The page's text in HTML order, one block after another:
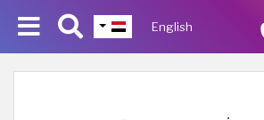
English